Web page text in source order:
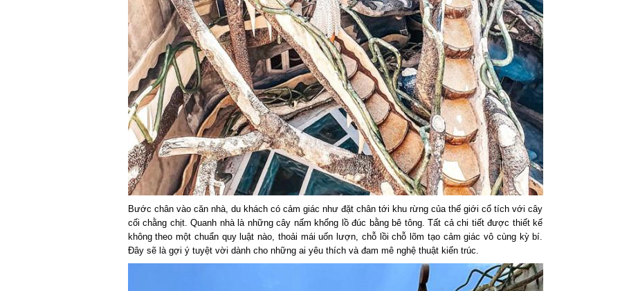
Bước chân vào căn nhà, du khách có cảm giác như đặt chân tới khu rừng của thế giới cổ tích với cây
cối chằng chịt. Quanh nhà là những cây nấm khổng lồ đúc bằng bê tông. Tất cả chi tiết được thiết kế
không theo một chuẩn quy luật nào, thoải mái uốn lượn, chỗ lồi chỗ lõm tạo cảm giác vô cùng kỳ bí.
Đây sẽ là gợi ý tuyệt vời dành cho những ai yêu thích và đam mê nghệ thuật kiến trúc.